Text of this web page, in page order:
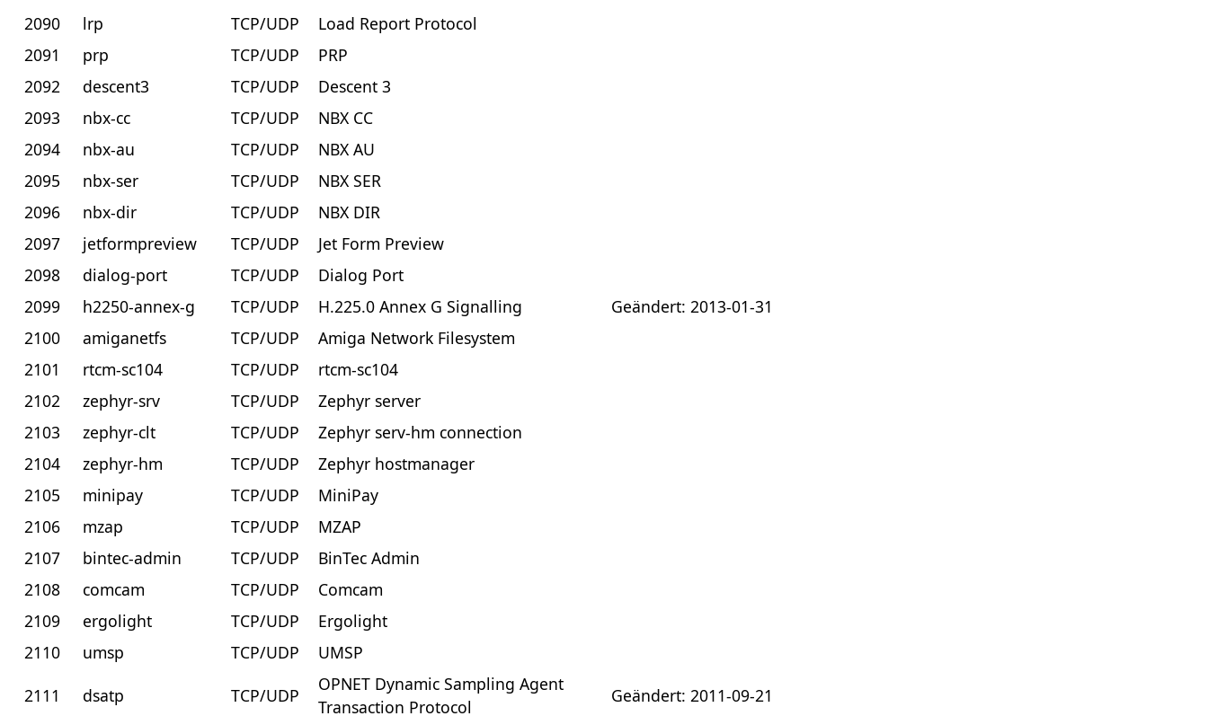
2090
lrp TCP/UDP
Load Report Protocol
2091
prp TCP/UDP
PRP
2092
descent3 TCP/UDP
Descent 3
2093
nbx-cc TCP/UDP
NBX CC
2094
nbx-au TCP/UDP
NBX AU
2095
nbx-ser TCP/UDP
NBX SER
2096
nbx-dir TCP/UDP
NBX DIR
2097
jetformpreview TCP/UDP
Jet Form Preview
2098
dialog-port TCP/UDP
Dialog Port
2099
h2250-annex-g TCP/UDP H.225.0 Annex G Signalling
Geändert: 2013-01-31
2100
amiganetfs TCP/UDP
Amiga Network Filesystem
2101
rtcm-sc104 TCP/UDP
rtcm-sc104
2102
zephyr-srv TCP/UDP
Zephyr server
2103
zephyr-clt TCP/UDP
Zephyr serv-hm connection
2104
zephyr-hm TCP/UDP
Zephyr hostmanager
2105
minipay TCP/UDP
MiniPay
2106
mzap TCP/UDP
MZAP
2107
bintec-admin TCP/UDP
BinTec Admin
2108
comcam TCP/UDP
Comcam
2109
ergolight TCP/UDP
Ergolight
2110
umsp TCP/UDP
UMSP
2111
dsatp TCP/UDP
OPNET Dynamic Sampling Agent
Transaction Protocol
Geändert: 2011-09-21